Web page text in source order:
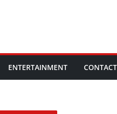
ENTERTAINMENT